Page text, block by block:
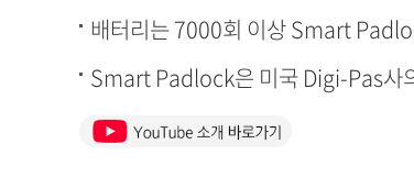
배터리는 7000회 이상 Smart
Smart Padlock은 미국 Digi-Pas사